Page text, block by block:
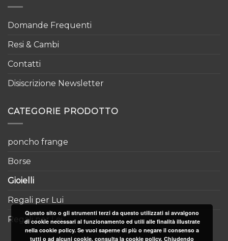
Domande Frequenti
Resi & Cambi
Contatti
Disiscrizione Newsletter
CATEGORIE PRODOTTO
poncho frange
Borse
Gioielli
Regali per Lui
Regali per Lei
Questo sito o gli strumenti terzi da questo utilizzati si avvalgono
di cookie necessari al funzionamento ed utili alle finalità illustrate
nella cookie policy. Se vuoi saperne di più o negare il consenso a
tutti o ad alcuni cookie, consulta la cookie policy. Chiudendo